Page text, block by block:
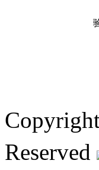
Reserved